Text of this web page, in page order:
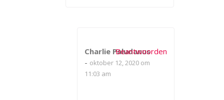
Charlie Paludanus
- oktober 12, 2020 om
11:03 am
Beantwoorden